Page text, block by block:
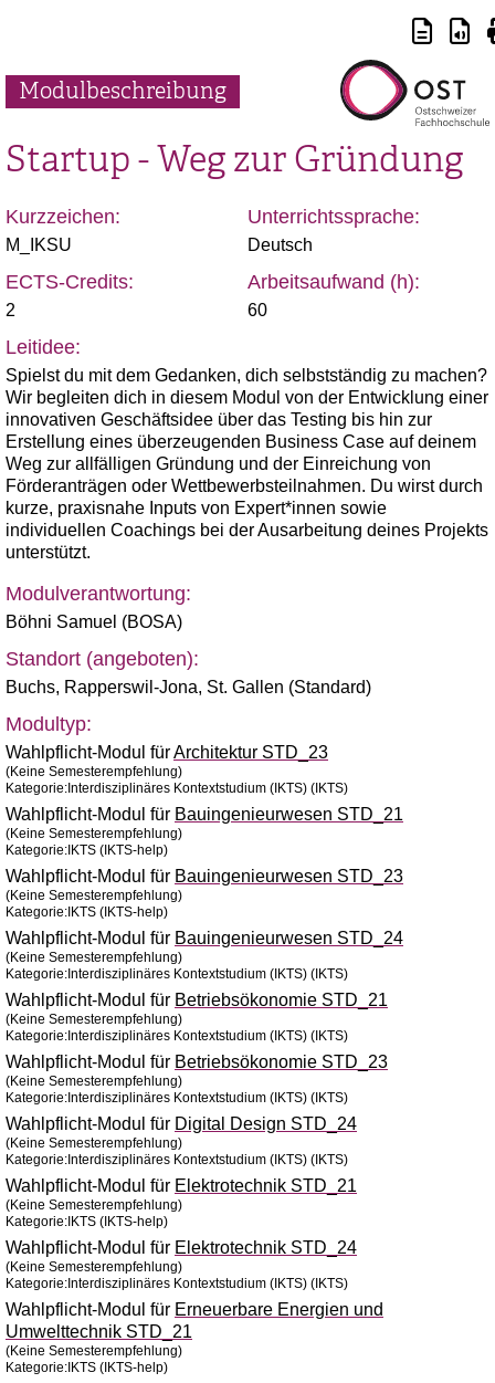
Modulbeschreibung
Startup - Weg zur Gründung
Kurzzeichen:
M_IKSU
Unterrichtssprache:
Deutsch
ECTS-Credits:
2
Arbeitsaufwand (h):
60
Leitidee:
Spielst du mit dem Gedanken, dich selbstständig zu machen?
Wir begleiten dich in diesem Modul von der Entwicklung einer
innovativen Geschäftsidee über das Testing bis hin zur
Erstellung eines überzeugenden Business Case auf deinem
Weg zur allfälligen Gründung und der Einreichung von
Förderanträgen oder Wettbewerbsteilnahmen. Du wirst durch
kurze, praxisnahe Inputs von Expert*innen sowie
individuellen Coachings bei der Ausarbeitung deines Projekts
unterstützt.
Modulverantwortung:
Böhni Samuel (BOSA)
Standort (angeboten):
Buchs, Rapperswil-Jona, St. Gallen (Standard)
Modultyp:
Wahlpflicht-Modul fürArchitektur STD_23
(Keine Semesterempfehlung)
Kategorie:Interdisziplinäres Kontextstudium (IKTS) (IKTS)
Wahlpflicht-Modul für Bauingenieurwesen STD_21
(Keine Semesterempfehlung)
Kategorie:IKTS (IKTS-help)
Wahlpflicht-Modul für Bauingenieurwesen STD_23
(Keine Semesterempfehlung)
Kategorie:IKTS (IKTS-help)
Wahlpflicht-Modul für Bauingenieurwesen STD_24
(Keine Semesterempfehlung)
Kategorie:Interdisziplinäres Kontextstudium (IKTS) (IKTS)
Wahlpflicht-Modul für Betriebsökonomie STD_21
(Keine Semesterempfehlung)
Kategorie:Interdisziplinäres Kontextstudium (IKTS) (IKTS)
Wahlpflicht-Modul für Betriebsökonomie STD_23
(Keine Semesterempfehlung)
Kategorie:Interdisziplinäres Kontextstudium (IKTS) (IKTS)
Wahlpflicht-Modul für Digital Design STD_24
(Keine Semesterempfehlung)
Kategorie:Interdisziplinäres Kontextstudium (IKTS) (IKTS)
Wahlpflicht-Modul für Elektrotechnik STD_21
(Keine Semesterempfehlung)
Kategorie:IKTS (IKTS-help)
Wahlpflicht-Modul für Elektrotechnik STD_24
(Keine Semesterempfehlung)
Kategorie:Interdisziplinäres Kontextstudium (IKTS) (IKTS)
Wahlpflicht-Modul für Erneuerbare Energien und
Umwelttechnik STD_21
(Keine Semesterempfehlung)
Kategorie:IKTS (IKTS-help)